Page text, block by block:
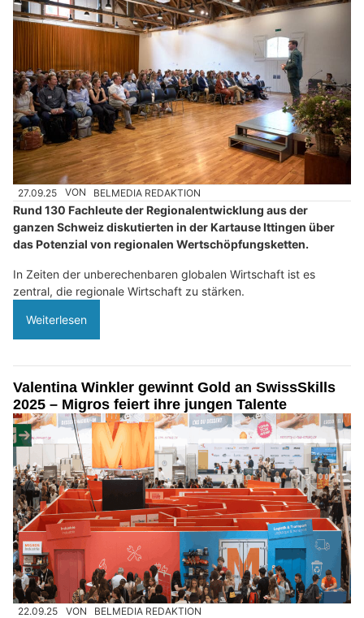
27.09.25 VON BELMEDIA REDAKTION
Rund 130 Fachleute der Regionalentwicklung aus der
ganzen Schweiz diskutierten in der Kartause Ittingen über
das Potenzial von regionalen Wertschöpfungsketten.
In Zeiten der unberechenbaren globalen Wirtschaft ist es
zentral, die regionale Wirtschaft zu stärken.
Weiterlesen
Valentina Winkler gewinnt Gold an SwissSkills
2025 – Migros feiert ihre jungen Talente
22.09.25 VON BELMEDIA REDAKTION